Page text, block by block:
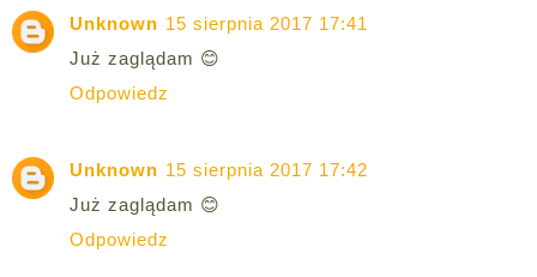
Unknown 15 sierpnia 2017 17:41
Już zaglądam 😊
Odpowiedz
Unknown 15 sierpnia 2017 17:42
Już zaglądam 😊
Odpowiedz